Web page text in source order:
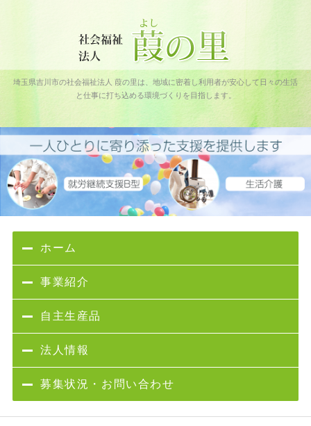
社会福祉法人 葭の里｜吉川フレンドパーク障害者通所施設｜埼玉
県吉川市
埼玉県吉川市の社会福祉法人 葭の里は、地域に密着し利用者が安心して日々の生活
と仕事に打ち込める環境づくりを目指します。
ホーム
事業紹介
自主生産品
法人情報
募集状況・お問い合わせ